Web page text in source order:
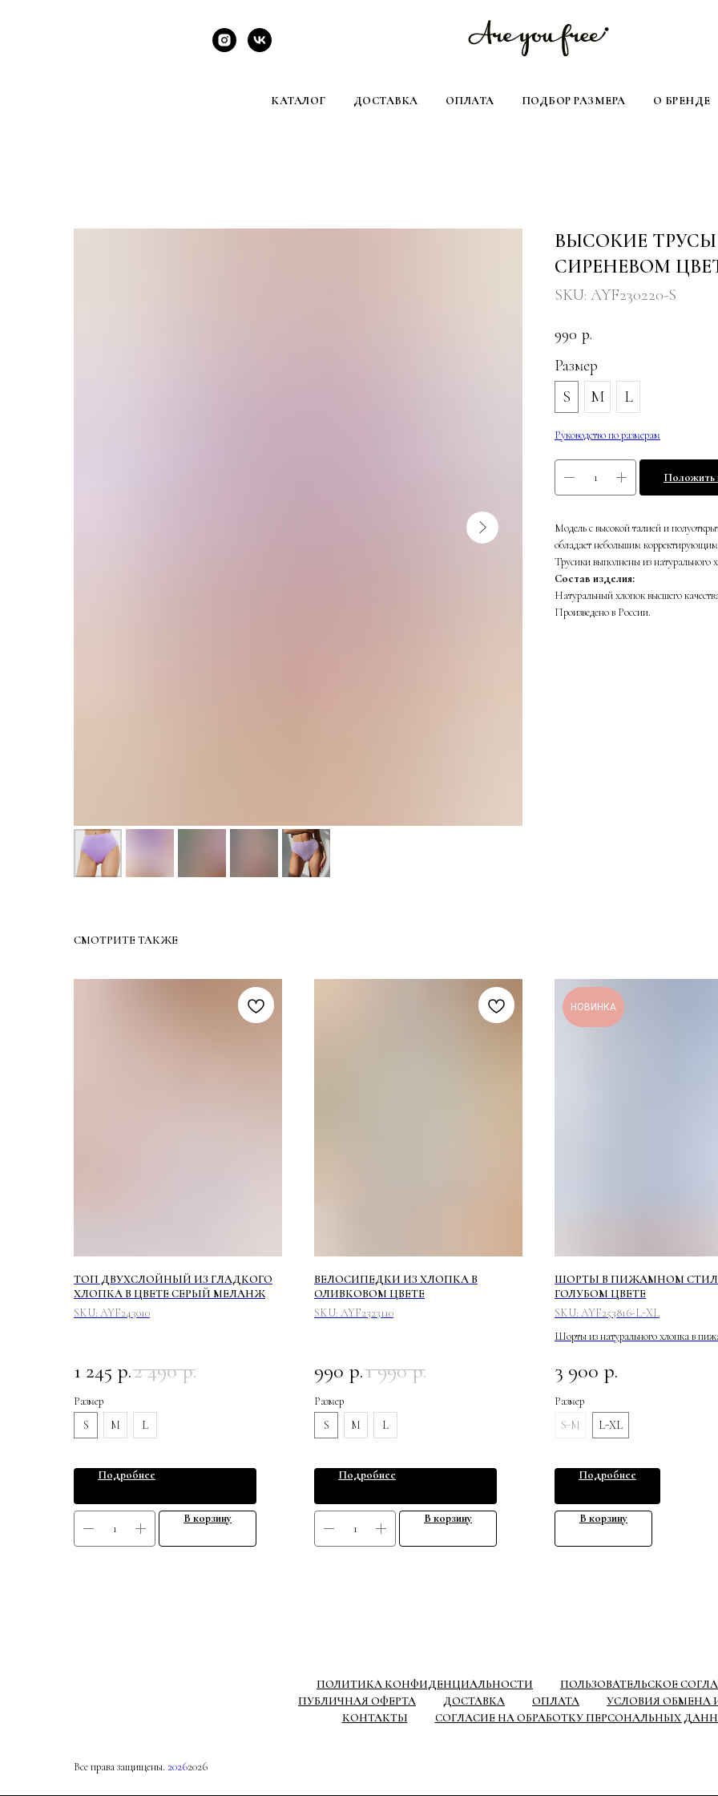
КАТАЛОГ ДОСТАВКА ОПЛАТА ПОДБОР РАЗМЕРА О БРЕНДЕ
ВЫСОКИЕ
СИРЕНЕВОМ
SKU: AYF230220-S
990 р.
Размер
S
M L
Руководство по размерам
Положить
Модель с высокой талией и
обладает небольшим
Трусики выполнены из натурального
Состав изделия:
Натуральный хлопок высшего
Произведено в России.
СМОТРИТЕ ТАКЖЕ
ТОП ДВУХСЛОЙНЫЙ ИЗ ГЛАДКОГО
ХЛОПКА В ЦВЕТЕ СЕРЫЙ МЕЛАНЖ
SKU: AYF243010
1 245 р.2 490 р.
Размер
S
M L
Подробнее
В корзину
ВЕЛОСИПЕДКИ ИЗ ХЛОПКА В
ОЛИВКОВОМ ЦВЕТЕ
SKU: AYF2323110
990 р.1 990 р.
Размер
S
M L
Подробнее
В корзину
НОВИНКА
ШОРТЫ В ПИЖАМНОМ
ГОЛУБОМ ЦВЕТЕ
SKU: AYF253816-L-XL
Шорты из натурального хлопка в
перламутровыми пуговицами
расцветках - персиковом и голубом.
карманами в боковых швах. Посадка
талии, ширина резинки в поясе 4см.
можно носить в качестве домашней
Замеры:
боковому шву - 41 cм,
полуобхват по поясу - 32см.
3 900 р.
Размер
S-M
L-XL
Подробнее
В корзину
ПОЛИТИКА КОНФИДЕНЦИАЛЬНОСТИ
ПОЛЬЗОВАТЕЛЬСКОЕ
ПУБЛИЧНАЯ ОФЕРТА
ДОСТАВКА ОПЛАТА
УСЛОВИЯ ОБМЕНА
КОНТАКТЫ
СОГЛАСИЕ НА ОБРАБОТКУ ПЕРСОНАЛЬНЫХ
Все права защищены. 20262026